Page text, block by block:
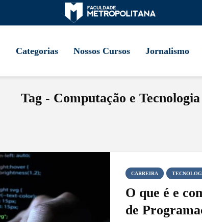
Categorias Nossos Cursos Jornalismo
Tag - Computação e Tecnologia
CARREIRA
O que é e
de